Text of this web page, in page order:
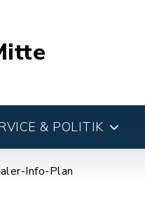
& POLITIK
Info-Plan